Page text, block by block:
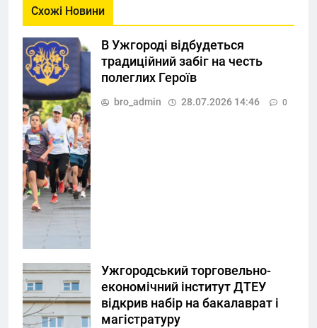
Схожі Новини
В Ужгороді відбудеться
традиційний забіг на честь
полеглих Героїв
bro_admin 28.07.2026 14:46 0
Ужгородський торговельно-
економічний інститут ДТЕУ
відкрив набір на бакалаврат і
магістратуру